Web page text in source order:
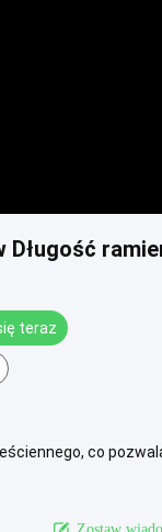
teraz
co
Zostaw